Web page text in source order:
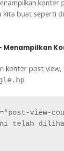
konter
kita buat seperti
Menampilkan
konter post
view-
telah